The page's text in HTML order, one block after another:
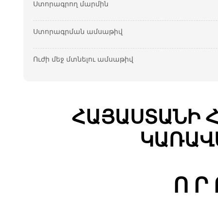
Ստորագրող մարմին
Ստորագրման ամսաթիվ
Ուժի մեջ մտնելու ամսաթիվ
ՀԱՅԱՍՏԱՆԻ
Ո Ր